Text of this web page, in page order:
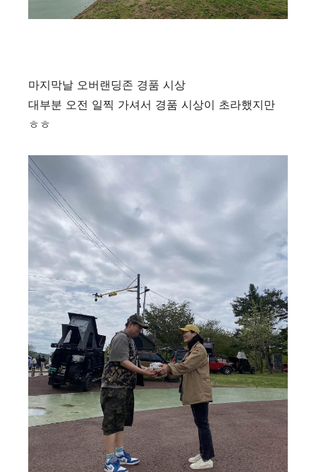
마지막날 오버랜딩존 경품 시상
대부분 오전 일찍 가셔서 경품 시상이 초라했지만
ㅎㅎ